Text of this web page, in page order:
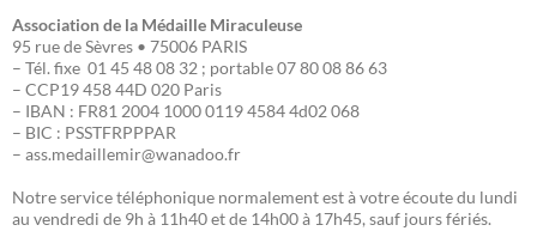
Association de la Médaille Miraculeuse
95 rue de Sèvres • 75006 PARIS
– Tél. fixe 01 45 48 08 32 ; portable 07 80 08 86 63
– CCP19 458 44D 020 Paris
– IBAN : FR81 2004 1000 0119 4584 4d02 068
– BIC : PSSTFRPPPAR
– ass.medaillemir@wanadoo.fr
Notre service téléphonique normalement est à votre écoute du lundi
au vendredi de 9h à 11h40 et de 14h00 à 17h45, sauf jours fériés.